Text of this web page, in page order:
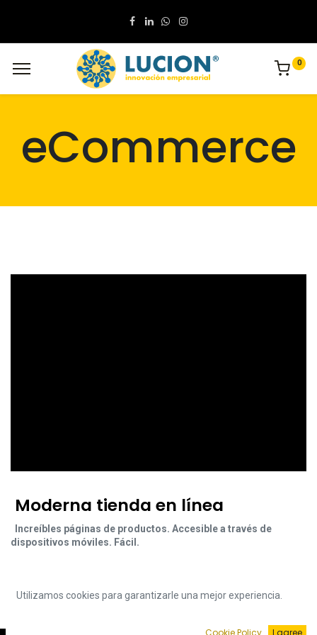
0
eCommerce
Moderna tienda en línea
Increíbles páginas de productos. Accesible a través de
dispositivos móviles. Fácil.
Utilizamos cookies para garantizarle una mejor experiencia.
Cookie Policy I agree